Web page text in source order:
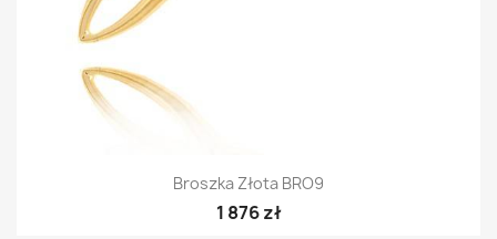
Broszka Złota BRO9
1 876 zł